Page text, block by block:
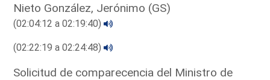
Nieto González, Jerónimo (GS)
(02:04:12 a 02:19:40)
(02:22:19 a 02:24:48)
Solicitud de comparecencia del Ministro de